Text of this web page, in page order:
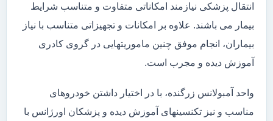
انتقال پزشکی نیازمند امکاناتی متفاوت و متناسب شرایط
بیمار می باشند. علاوه بر امکانات و تجهیزاتی متناسب با نیاز
بیماران، انجام موفق چنین ماموریتهایی در گروی کادری
آموزش دیده و مجرب است.
واحد آمبولانس زرگنده، با در اختیار داشتن خودروهای
مناسب و نیز تکنسینهای آموزش دیده و پزشکان اورژانس با